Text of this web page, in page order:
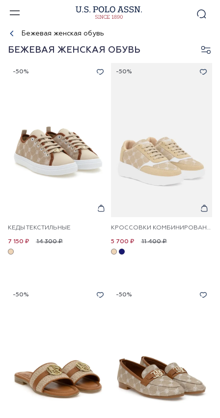
Бежевая женская обувь
БЕЖЕВАЯ ЖЕНСКАЯ ОБУВЬ
-50%
КЕДЫ ТЕКСТИЛЬНЫЕ
14 300 ₽
7 150 ₽
-50%
КРОССОВКИ КОМБИНИРОВАННЫЕ
11 400 ₽
5 700 ₽
-50% -50%